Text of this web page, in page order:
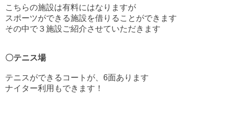
こちらの施設は有料にはなりますが
スポーツができる施設を借りることができます
その中で３施設ご紹介させていただきます
〇テニス場
テニスができるコートが、6面あります
ナイター利用もできます！